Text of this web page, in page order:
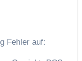
Fehler auf: